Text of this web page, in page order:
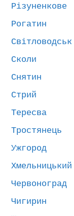
Різуненкове
Рогатин
Світловодськ
Сколи
Снятин
Стрий
Тересва
Тростянець
Ужгород
Хмельницький
Червоноград
Чигирин